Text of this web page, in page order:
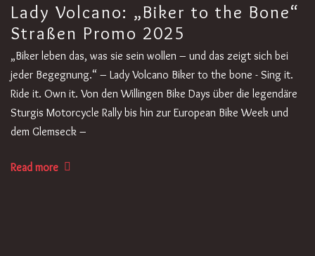
Lady Volcano: „Biker to the Bone“
Straßen Promo 2025
„Biker leben das, was sie sein wollen – und das zeigt sich bei
jeder Begegnung.“ – Lady Volcano Biker to the bone - Sing it.
Ride it. Own it. Von den Willingen Bike Days über die legendäre
Sturgis Motorcycle Rally bis hin zur European Bike Week und
dem Glemseck –
Read more